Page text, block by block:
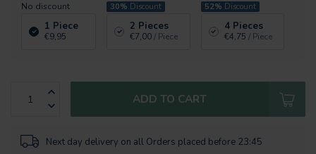
No discount
1 Piece
€9,95
30% Discount
2 Pieces
€7,00 / Piece
52% Discount
4 Pieces
€4,75 / Piece
ADD TO CART
Next day delivery on all Orders placed before 23:45